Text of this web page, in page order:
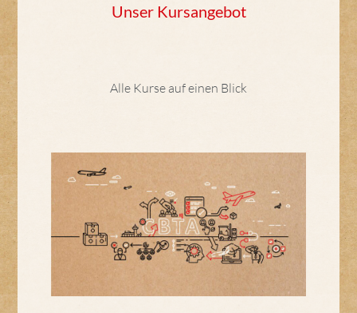
Unser Kursangebot
Alle Kurse auf einen Blick